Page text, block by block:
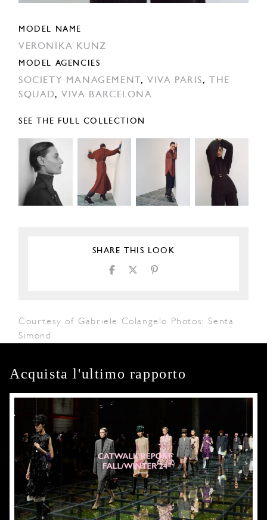
MODEL NAME
VERONIKA KUNZ
MODEL AGENCIES
SOCIETY MANAGEMENT ,VIVA PARIS,
THE
SQUAD,VIVA BARCELONA
SEE THE FULL COLLECTION
SHARE THIS LOOK
Courtesy of Gabriele Colangelo Photos: Senta
Simond
Acquista l'ultimo rapporto